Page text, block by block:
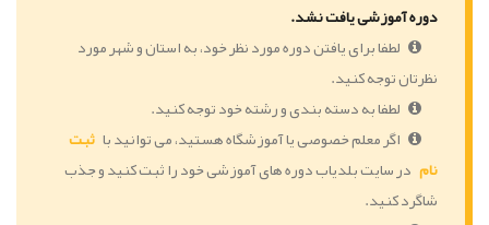
دوره آموزشی یافت نشد.
لطفا برای یافتن دوره مورد نظر خود، به استان و شهر مورد
نظرتان توجه کنید.
لطفا به دسته بندی و رشته خود توجه کنید.
اگر معلم خصوصی یا آموزشگاه هستید، می توانید با ثبت
نام در سایت بلدیاب دوره های آموزشی خود را ثبت کنید و جذب
شاگرد کنید.